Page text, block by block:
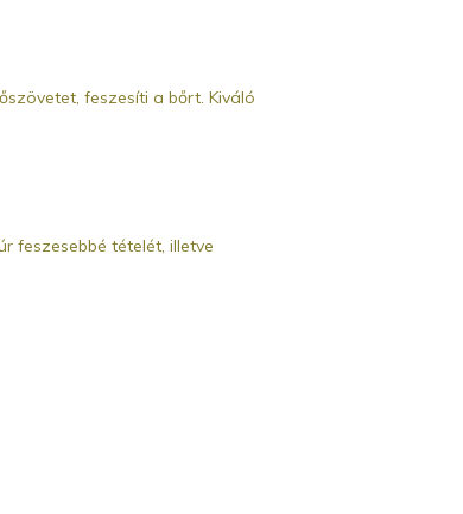
feszesíti a bőrt. Kiváló
feszesebbé tételét, illetve